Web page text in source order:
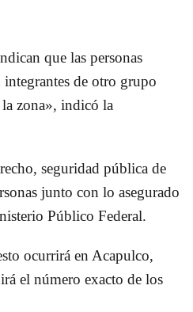
que las personas
integrantes de otro grupo
zona», indicó la
seguridad pública de
junto con lo asegurado
Público Federal.
ocurrirá en Acapulco,
el número exacto de los